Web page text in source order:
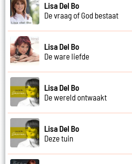
Lisa Del Bo
De vraag of God bestaat
Lisa Del Bo
De ware liefde
Lisa Del Bo
De wereld ontwaakt
Lisa Del Bo
Deze tuin